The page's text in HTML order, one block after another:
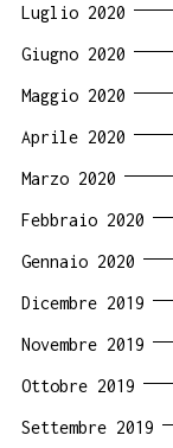
Luglio 2020
Giugno 2020
Maggio 2020
Aprile 2020
Marzo 2020
Febbraio 2020
Gennaio 2020
Dicembre 2019
Novembre 2019
Ottobre 2019
Settembre 2019